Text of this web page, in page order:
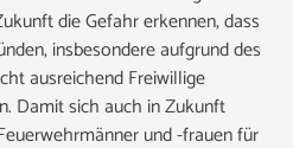
die Gefahr erkennen, dass
insbesondere aufgrund des
ausreichend Freiwillige
Damit sich auch in Zukunft
und -frauen für